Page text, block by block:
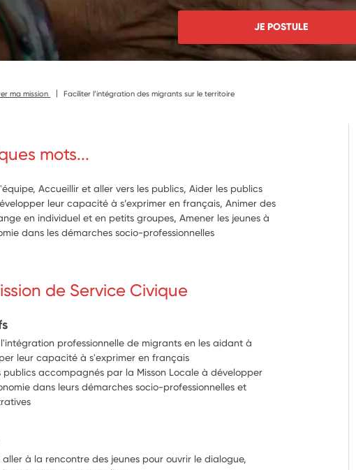
JE POSTULE
ma mission Faciliter l’intégration des migrants sur le territoire
mots...
Accueillir et aller vers les publics, Aider les publics
leur capacité à s’exprimer en français, Animer des
en individuel et en petits groupes, Amener les jeunes à
dans les démarches socio-professionnelles
de Service Civique
professionnelle de migrants en les aidant à
leur capacité à s'exprimer en français
publics accompagnés par la Misson Locale à développer
dans leurs démarches socio-professionnelles et
aller à la rencontre des jeunes pour ouvrir le dialogue,